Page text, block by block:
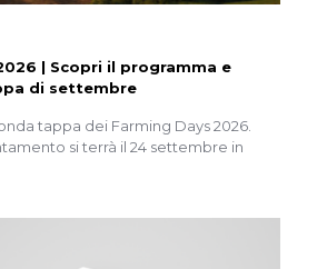
| Scopri il programma e
di settembre
tappa dei Farming Days 2026.
si terrà il 24 settembre in